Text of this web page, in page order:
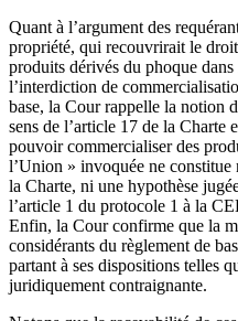
Quant à l’argument des
propriété, qui recouvrirait le
produits dérivés du phoque
l’interdiction de
base, la Cour rappelle la notion
sens de l’article 17 de la Charte
pouvoir commercialiser des
l’Union » invoquée ne
la Charte, ni une hypothèse
l’article 1 du protocole 1 à la
Enfin, la Cour confirme que la
considérants du règlement de
partant à ses dispositions telles
juridiquement contraignante.